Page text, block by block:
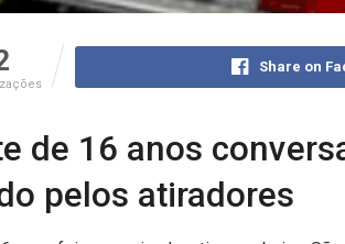
Share on
de 16 anos
pelos atiradores